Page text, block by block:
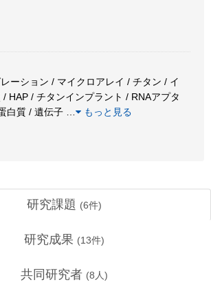
ーション / マイクロアレイ / チタン / イ
/ HAP / チタンインプラント / RNAアプタ
白質 / 遺伝子
もっと見る
研究課題 (6件)
研究成果 (13件)
共同研究者 (8 人)